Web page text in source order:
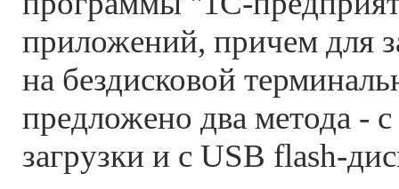
приложений, причем для
на бездисковой
предложено два метода -
загрузки и с USB flash-